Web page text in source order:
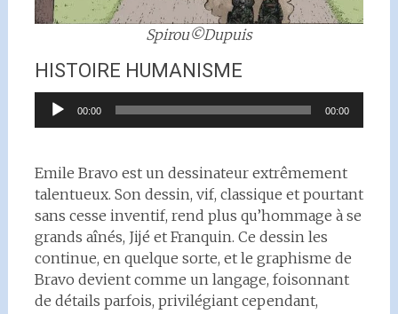
Spirou©Dupuis
HISTOIRE HUMANISME
Lecteur
audio
00:00 00:00
Emile Bravo est un dessinateur extrêmement
talentueux. Son dessin, vif, classique et pourtant
sans cesse inventif, rend plus qu’hommage à se
grands aînés, Jijé et Franquin. Ce dessin les
continue, en quelque sorte, et le graphisme de
Bravo devient comme un langage, foisonnant
de détails parfois, privilégiant cependant,